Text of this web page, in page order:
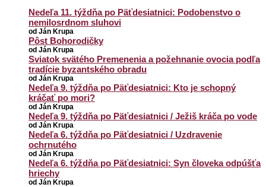
Nedeľa 11. týždňa po Päťdesiatnici: Podobenstvo o
nemilosrdnom sluhovi
od Ján Krupa
Pôst Bohorodičky
od Ján Krupa
Sviatok svätého Premenenia a požehnanie ovocia podľa
tradície byzantského obradu
od Ján Krupa
Nedeľa 9. týždňa po Päťdesiatnici: Kto je schopný
kráčať po mori?
od Ján Krupa
Nedeľa 9. týždňa po Päťdesiatnici / Ježiš kráča po vode
od Ján Krupa
Nedeľa 6. týždňa po Päťdesiatnici / Uzdravenie
ochrnutého
od Ján Krupa
Nedeľa 6. týždňa po Päťdesiatnici: Syn človeka odpúšťa
hriechy
od Ján Krupa